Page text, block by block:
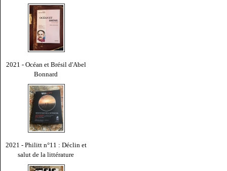
2021 - Océan et Brésil d'Abel
Bonnard
2021 - Philitt n°11 : Déclin et
salut de la littérature